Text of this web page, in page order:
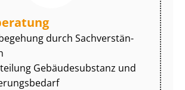
durch Sach­ver­stän­
Gebäudesubstanz und